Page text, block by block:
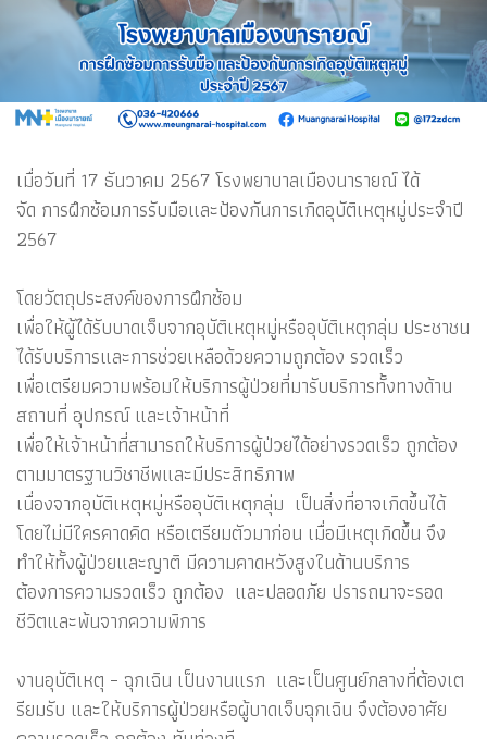
เมื่อวันที่ 17 ธันวาคม 2567 โรงพยาบาลเมืองนารายณ์ ได้
จัด การฝึกซ้อมการรับมือและป้องกันการเกิดอุบัติเหตุหมู่ประจำปี
2567
โดยวัตถุประสงค์ของการฝึกซ้อม
เพื่อให้ผู้ได้รับบาดเจ็บจากอุบัติเหตุหมู่หรืออุบัติเหตุกลุ่ม ประชาชน
ได้รับบริการและการช่วยเหลือด้วยความถูกต้อง รวดเร็ว
เพื่อเตรียมความพร้อมให้บริการผู้ป่วยที่มารับบริการทั้งทางด้าน
สถานที่ อุปกรณ์ และเจ้าหน้าที่
เพื่อให้เจ้าหน้าที่สามารถให้บริการผู้ป่วยได้อย่างรวดเร็ว ถูกต้อง
ตามมาตรฐานวิชาชีพและมีประสิทธิภาพ
เนื่องจากอุบัติเหตุหมู่หรืออุบัติเหตุกลุ่ม เป็นสิ่งที่อาจเกิดขึ้นได้
โดยไม่มีใครคาดคิด หรือเตรียมตัวมาก่อน เมื่อมีเหตุเกิดขึ้น จึง
ทำให้ทั้งผู้ป่วยและญาติ มีความคาดหวังสูงในด้านบริการ
ต้องการความรวดเร็ว ถูกต้อง และปลอดภัย ปรารถนาจะรอด
ชีวิตและพ้นจากความพิการ
งานอุบัติเหตุ – ฉุกเฉิน เป็นงานแรก และเป็นศูนย์กลางที่ต้องเต
รียมรับ และให้บริการผู้ป่วยหรือผู้บาดเจ็บฉุกเฉิน จึงต้องอาศัย